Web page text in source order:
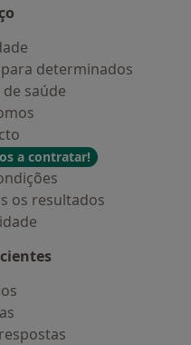
determinados
saúde
a contratar!
os resultados